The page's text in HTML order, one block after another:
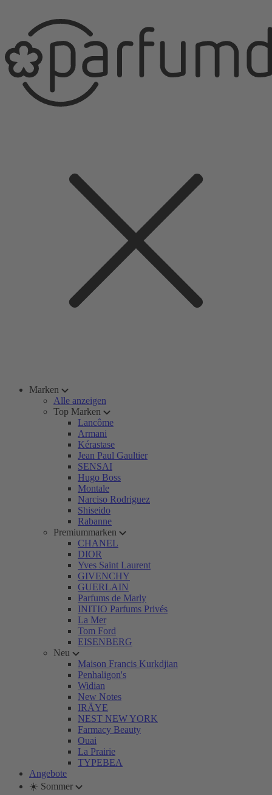
Marken
Alle anzeigen
Top Marken
Lancôme
Armani
Kérastase
Jean Paul Gaultier
SENSAI
Hugo Boss
Montale
Narciso Rodriguez
Shiseido
Rabanne
Premiummarken
CHANEL
DIOR
Yves Saint Laurent
GIVENCHY
GUERLAIN
Parfums de Marly
INITIO Parfums Privés
La Mer
Tom Ford
EISENBERG
Neu
Maison Francis Kurkdjian
Penhaligon's
Widian
New Notes
IRÄYE
NEST NEW YORK
Farmacy Beauty
Ouai
La Prairie
TYPEBEA
Angebote
☀️ Sommer